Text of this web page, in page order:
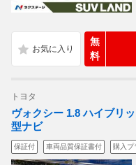
無
料
トヨタ
ヴォクシー 1.8 ハイブリ
型ナビ
保証付 車両品質保証書付 購入プ